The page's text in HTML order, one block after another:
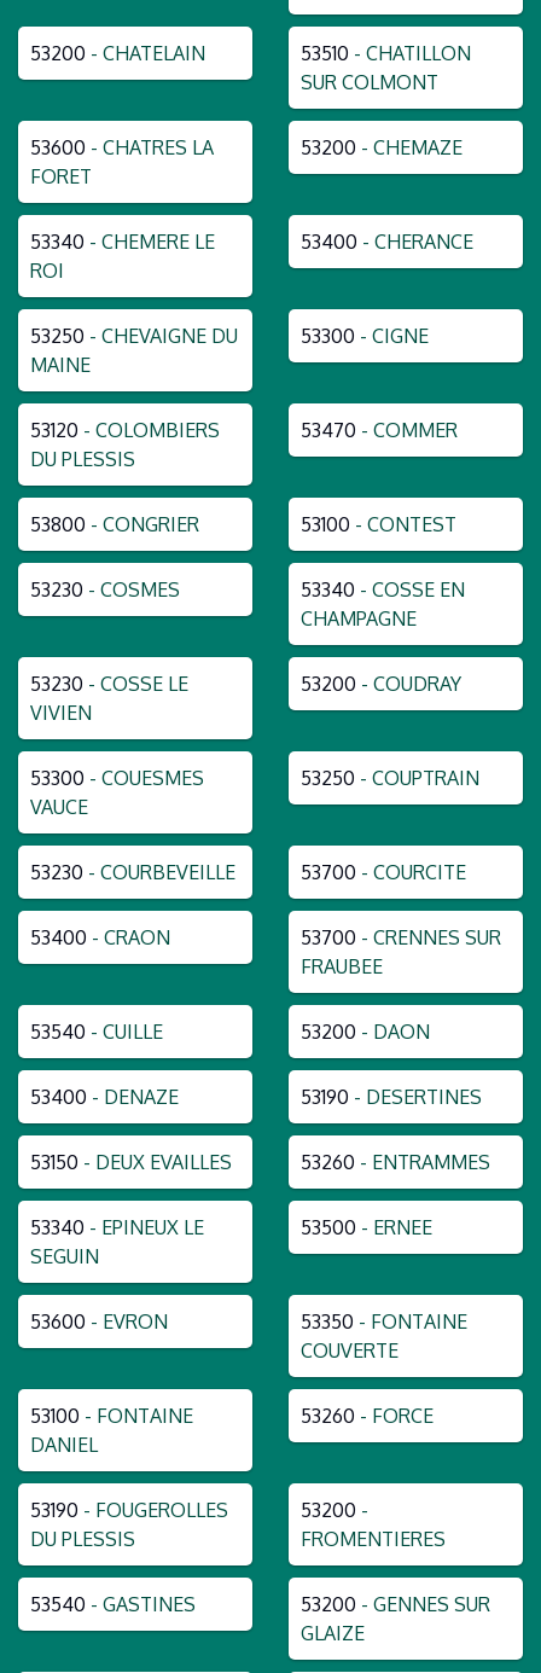
53200 - CHATELAIN 53510 - CHATILLON
SUR COLMONT
53600 - CHATRES LA
FORET
53200 - CHEMAZE
53340 - CHEMERE LE
ROI
53400 - CHERANCE
53250 - CHEVAIGNE DU
MAINE
53300 - CIGNE
53120 - COLOMBIERS
DU PLESSIS
53470 - COMMER
53800 - CONGRIER 53100 - CONTEST
53230 - COSMES 53340 - COSSE EN
CHAMPAGNE
53230 - COSSE LE
VIVIEN
53200 - COUDRAY
53300 - COUESMES
VAUCE
53250 - COUPTRAIN
53230 - COURBEVEILLE 53700 - COURCITE
53400 - CRAON 53700 - CRENNES SUR
FRAUBEE
53540 - CUILLE 53200 - DAON
53400 - DENAZE 53190 - DESERTINES
53150 - DEUX EVAILLES 53260 - ENTRAMMES
53340 - EPINEUX LE
SEGUIN
53500 - ERNEE
53600 - EVRON 53350 - FONTAINE
COUVERTE
53100 - FONTAINE
DANIEL
53260 - FORCE
53190 - FOUGEROLLES
DU PLESSIS
53200 -
FROMENTIERES
53540 - GASTINES 53200 - GENNES SUR
GLAIZE